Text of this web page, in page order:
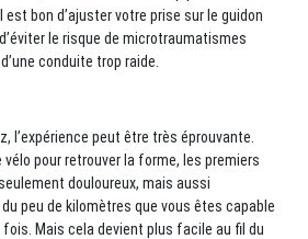
bon d’ajuster votre prise sur le guidon
le risque de microtraumatismes
conduite trop raide.
l’expérience peut être très éprouvante.
pour retrouver la forme, les premiers
douloureux, mais aussi
peu de kilomètres que vous êtes capable
fois. Mais cela devient plus facile au fil du